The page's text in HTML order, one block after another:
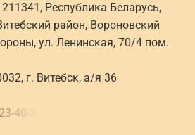
Республика Беларусь,
район, Вороновский
ул. Ленинская, 70/4 пом.
г. Витебск, а/я 36
23-40-